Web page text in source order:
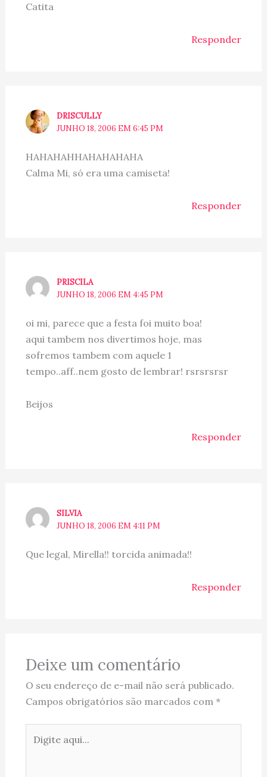
Catita
Responder
DRISCULLY
JUNHO 18, 2006 EM 6:45 PM
HAHAHAHHAHAHAHAHA
Calma Mi, só era uma camiseta!
Responder
PRISCILA
JUNHO 18, 2006 EM 4:45 PM
oi mi, parece que a festa foi muito boa!
aqui tambem nos divertimos hoje, mas
sofremos tambem com aquele 1
tempo..aff..nem gosto de lembrar! rsrsrsrsr
Beijos
Responder
SILVIA
JUNHO 18, 2006 EM 4:11 PM
Que legal, Mirella!! torcida animada!!
Responder
Deixe um comentário
O seu endereço de e-mail não será publicado.
Campos obrigatórios são marcados com *
aqui...